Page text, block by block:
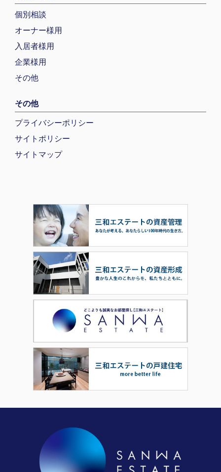
個別相談
オーナー様用
入居者様用
企業様用
その他
その他
プライバシーポリシー
サイトポリシー
サイトマップ